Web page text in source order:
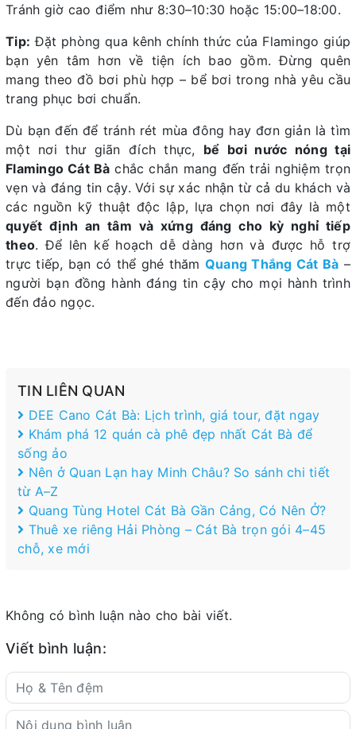
Tránh giờ cao điểm như 8:30–10:30 hoặc 15:00–18:00.
Tip: Đặt phòng qua kênh chính thức của Flamingo giúp
bạn yên tâm hơn về tiện ích bao gồm. Đừng quên
mang theo đồ bơi phù hợp – bể bơi trong nhà yêu cầu
trang phục bơi chuẩn.
Dù bạn đến để tránh rét mùa đông hay đơn giản là tìm
một nơi thư giãn đích thực, bể bơi nước nóng tại
Flamingo Cát Bà chắc chắn mang đến trải nghiệm trọn
vẹn và đáng tin cậy. Với sự xác nhận từ cả du khách và
các nguồn kỹ thuật độc lập, lựa chọn nơi đây là một
quyết định an tâm và xứng đáng cho kỳ nghỉ tiếp
theo. Để lên kế hoạch dễ dàng hơn và được hỗ trợ
trực tiếp, bạn có thể ghé thăm Quang Thắng Cát Bà –
người bạn đồng hành đáng tin cậy cho mọi hành trình
đến đảo ngọc.
TIN LIÊN QUAN
DEE Cano Cát Bà: Lịch trình, giá tour, đặt ngay
Khám phá 12 quán cà phê đẹp nhất Cát Bà để
sống ảo
Nên ở Quan Lạn hay Minh Châu? So sánh chi tiết
từ A–Z
Quang Tùng Hotel Cát Bà Gần Cảng, Có Nên Ở?
Thuê xe riêng Hải Phòng – Cát Bà trọn gói 4–45
chỗ, xe mới
Không có bình luận nào cho bài viết.
Viết bình luận: